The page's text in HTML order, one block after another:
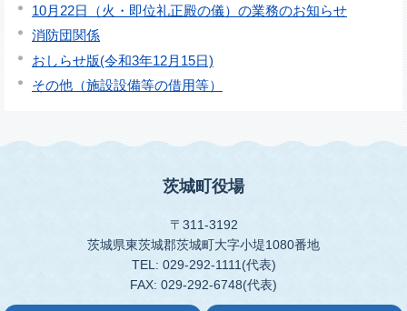
10月22日（火・即位礼正殿の儀）の業務のお知らせ
消防団関係
おしらせ版(令和3年12月15日)
その他（施設設備等の借用等）
茨城町役場
〒311-3192
茨城県東茨城郡茨城町大字小堤1080番地
TEL: 029-292-1111(代表)
FAX: 029-292-6748(代表)